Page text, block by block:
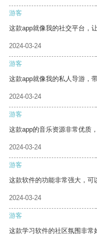
游客
这款app就像我的社交平台，
2024-03-24
游客
这款app就像我的私人导游，
2024-03-24
游客
这款app的音乐资源非常优质
2024-03-24
游客
这款软件的功能非常强大，可
2024-03-24
游客
这款学习软件的社区氛围非常